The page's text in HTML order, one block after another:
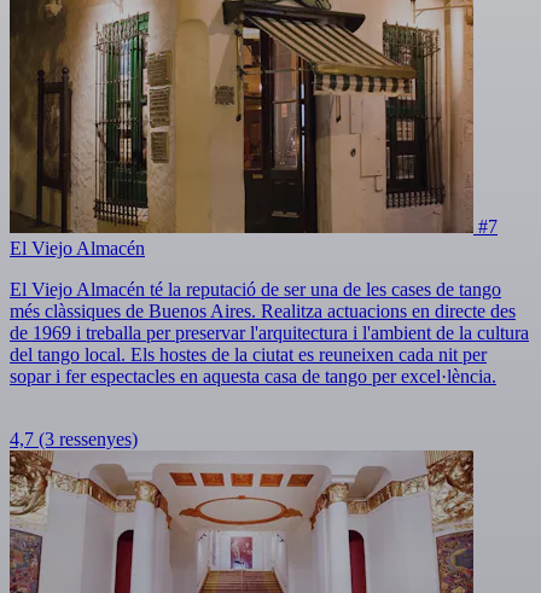
#7
El Viejo Almacén
El Viejo Almacén té la reputació de ser una de les cases de tango
més clàssiques de Buenos Aires. Realitza actuacions en directe des
de 1969 i treballa per preservar l'arquitectura i l'ambient de la cultura
del tango local. Els hostes de la ciutat es reuneixen cada nit per
sopar i fer espectacles en aquesta casa de tango per excel·lència.
4,7 (3 ressenyes)